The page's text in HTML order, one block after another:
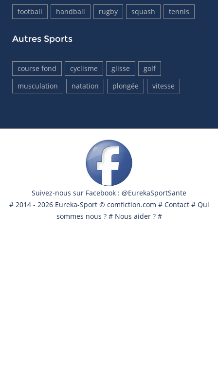
football handball rugby squash tennis
Autres Sports
course fond cyclisme glisse
golf
musculation
natation plongée vitesse
Suivez-nous sur Facebook : @EurekaSportSante
# 2014 - 2026 Eureka-Sport © comfiction.com # Contact# Qui
sommes nous ?# Nous aider ?#